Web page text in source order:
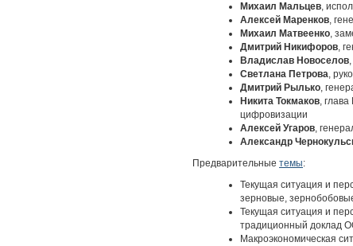
Михаил Мальцев,
Алексей Маренков,
Михаил Матвеенко,
Дмитрий Никифоров,
Владислав Новоселов
Светлана Петрова,
Дмитрий Рылько,
Никита Токмаков,
цифровизации
Алексей Угаров,
Александр
Предварительные темы:
Текущая ситуация и
зерновые,
Текущая ситуация и
традиционный доклад
Макроэкономическая